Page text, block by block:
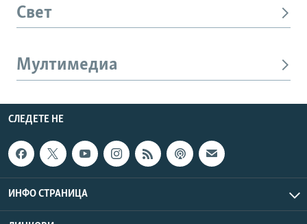
Свет
Мултимедиа
СЛЕДЕТЕ НЕ
ИНФО СТРАНИЦА